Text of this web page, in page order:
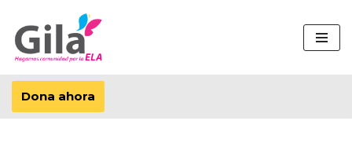
Saltar
al
contenido
Dona ahora